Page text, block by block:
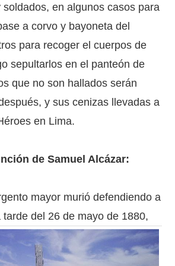
en algunos casos para
a corvo y bayoneta del
para recoger el cuerpos de
sepultarlos en el panteón de
que no son hallados serán
y sus cenizas llevadas a
en Lima.
de Samuel Alcázar:
mayor murió defendiendo a
del 26 de mayo de 1880,